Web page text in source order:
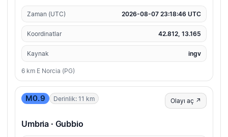
Zaman (UTC) 2026-08-07 23:18:46 UTC
Koordinatlar 42.812, 13.165
Kaynak ingv
6 km E Norcia (PG)
M0.9 Derinlik: 11 km Olayı aç ↗
Umbria · Gubbio